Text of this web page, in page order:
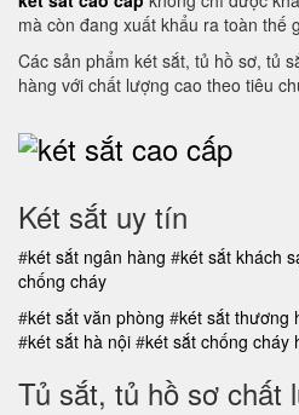
mà còn đang xuất khẩu ra toàn thế
Các sản phẩm két sắt, tủ hồ sơ, tủ
hàng với chất lượng cao theo tiêu
Két sắt uy tín
#két sắt ngân hàng #két sắt khách
chống cháy
#két sắt văn phòng #két sắt thương
#két sắt hà nội #két sắt chống cháy
Tủ sắt, tủ hồ sơ chất